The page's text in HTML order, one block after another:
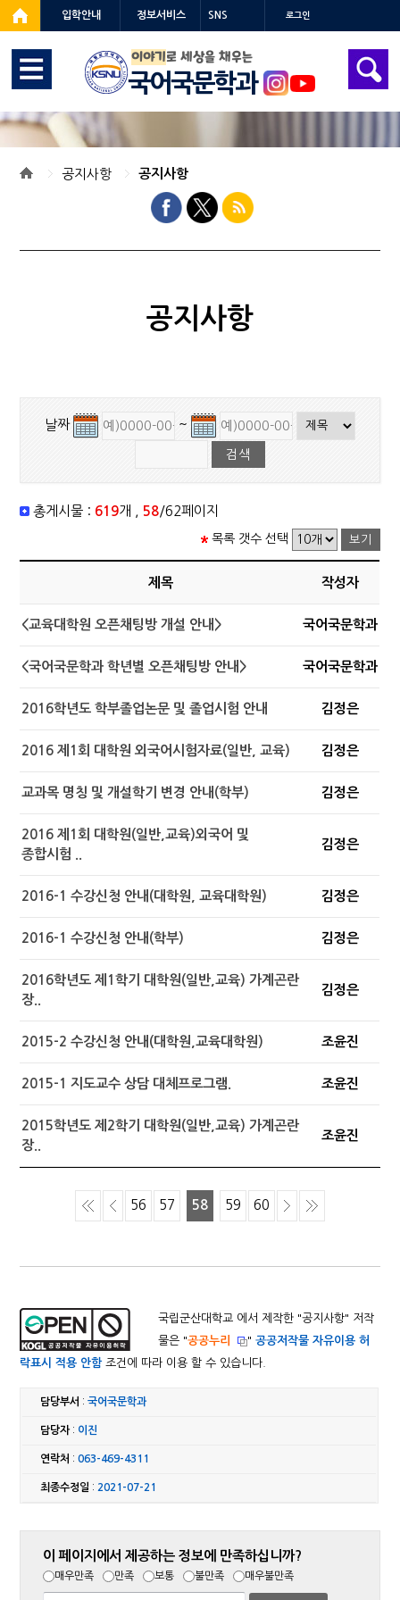
입학안내 정보서비스 SNS 로그인
이야기로 세상을 채우는
국어국문학과
공지사항 공지사항
공지사항
날짜 ~
총게시물 : 619 개 , 58/62페이지
목록 갯수 선택
제목 작성자
<교육대학원 오픈채팅방 개설 안내> 국어국문학과
<국어국문학과 학년별 오픈채팅방 안내> 국어국문학과
2016학년도 학부졸업논문 및 졸업시험 안내 김정은
2016 제1회 대학원 외국어시험자료(일반, 교육) 김정은
교과목 명칭 및 개설학기 변경 안내(학부) 김정은
2016 제1회 대학원(일반,교육)외국어 및
종합시험 ..
김정은
2016-1 수강신청 안내(대학원, 교육대학원) 김정은
2016-1 수강신청 안내(학부) 김정은
2016학년도 제1학기 대학원(일반,교육) 가계곤란
장..
김정은
2015-2 수강신청 안내(대학원,교육대학원) 조윤진
2015-1 지도교수 상담 대체프로그램. 조윤진
2015학년도 제2학기 대학원(일반,교육) 가계곤란
장..
조윤진
56 57 58 59 60
국립군산대학교 에서 제작한 "공지사항" 저작
물은 "공공누리 "공공저작물 자유이용 허
락표시 적용 안함조건에 따라 이용 할 수 있습니다.
담당부서 :국어국문학과
담당자: 이진
연락처 :063-469-4311
최종수정일 : 2021-07-21
이 페이지에서 제공하는 정보에 만족하십니까?
매우만족 만족 보통 불만족 매우불만족